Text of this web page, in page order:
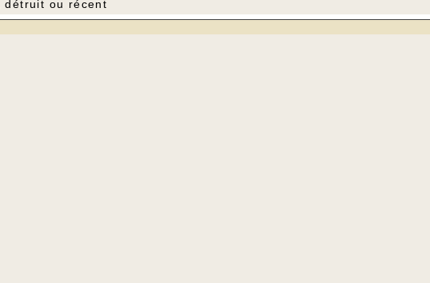
détruit ou récent